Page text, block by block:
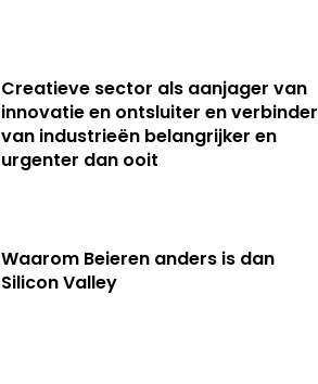
Creatieve sector als aanjager van
innovatie en ontsluiter en verbinder
van industrieën belangrijker en
urgenter dan ooit
Waarom Beieren anders is dan
Silicon Valley